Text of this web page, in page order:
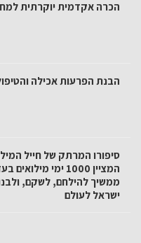
הכרה אקדמית יוקרתית
הבנת הפרעות אכילה
סיפורו המרתק של חייל
המציין 1000 ימי
ממשיך להילחם, לשקם,
ישראל לעולם